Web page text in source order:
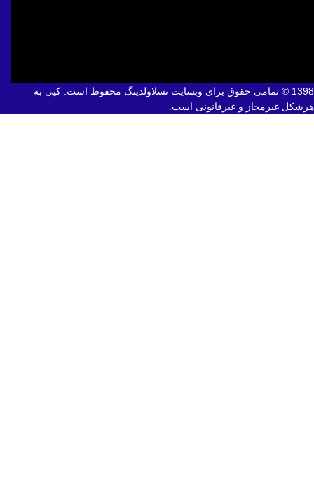
1398 © تمامی حقوق برای وبسایت تسلاولدینگ محفوظ است. کپی به
هرشکل غیرمجاز و غیرقانونی است.